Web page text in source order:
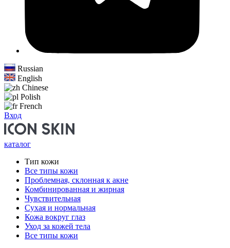
Russian
English
Chinese
Polish
French
Вход
каталог
Тип кожи
Все типы кожи
Проблемная, склонная к акне
Комбинированная и жирная
Чувствительная
Сухая и нормальная
Кожа вокруг глаз
Уход за кожей тела
Все типы кожи